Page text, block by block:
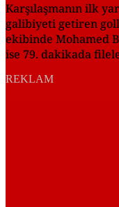
Karşılaşmanın ilk
galibiyeti getiren
ekibinde Mohamed
ise 79. dakikada
REKLAM